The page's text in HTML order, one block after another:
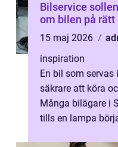
Bilservice sollentuna så tar
om bilen på rätt
15 maj 2026
inspiration
En bil som servas
säkrare att köra
Många bilägare i
tills en lampa